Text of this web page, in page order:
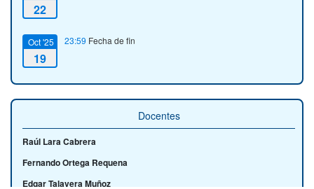
22
Oct '25
19
23:59 Fecha de fin
Docentes
Raúl Lara Cabrera
Fernando Ortega Requena
Edgar Talavera Muñoz